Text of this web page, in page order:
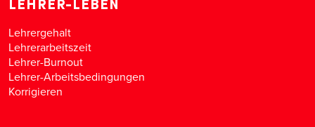
Lehrergehalt
Lehrerarbeitszeit
Lehrer-Burnout
Lehrer-Arbeitsbedingungen
Korrigieren